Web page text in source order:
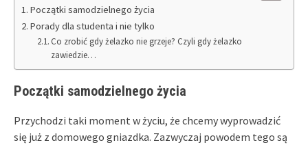
Początki samodzielnego życia
Porady dla studenta i nie tylko
Co zrobić gdy żelazko nie grzeje? Czyli gdy żelazko
zawiedzie…
Początki samodzielnego życia
Przychodzi taki moment w życiu, że chcemy wyprowadzić
się już z domowego gniazdka. Zazwyczaj powodem tego są